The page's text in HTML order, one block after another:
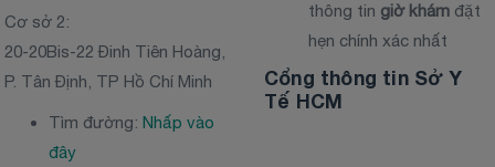
Cơ sở 2:
20-20Bis-22 Đinh Tiên Hoàng,
P. Tân Định, TP Hồ Chí Minh
Tìm đường:Nhấp vào
đây
thông tin giờ khám đặt
hẹn chính xác nhất
Cổng thông tin Sở Y
Tế HCM